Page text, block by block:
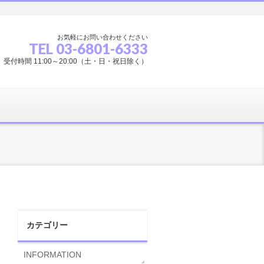
お気軽にお問い合わせください
TEL 03-6801-6333
受付時間 11:00～20:00（土・日・祝日除く）
カテゴリー
INFORMATION